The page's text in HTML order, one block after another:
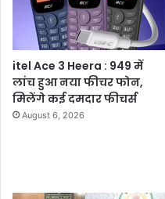
itel Ace 3 Heera : 949 में
लांच हुआ नया फीचर फोन,
मिलेंगे कई दमदार फीचर्स
August 6, 2026